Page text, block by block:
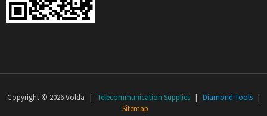
Copyright © 2026 Volda | Telecommunication Supplies | Diamond Tools |
Sitemap